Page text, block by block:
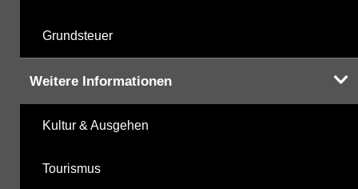
Grundsteuer
Weitere Informationen
Kultur & Ausgehen
Tourismus